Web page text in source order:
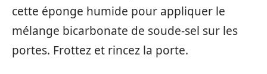
cette éponge humide pour appliquer le
mélange bicarbonate de soude-sel sur les
portes. Frottez et rincez la porte.